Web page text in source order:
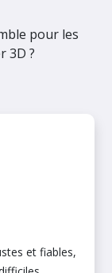
pour les
3D ?
et fiables,